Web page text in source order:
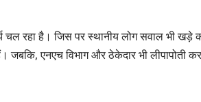
चल रहा है। जिस पर स्थानीय लोग सवाल भी खड़े
जबकि, एनएच विभाग और ठेकेदार भी